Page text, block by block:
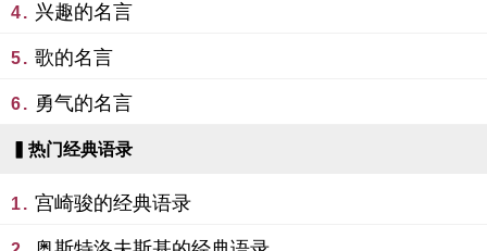
4. 兴趣的名言
5. 歌的名言
6. 勇气的名言
▍热门经典语录
1. 宫崎骏的经典语录